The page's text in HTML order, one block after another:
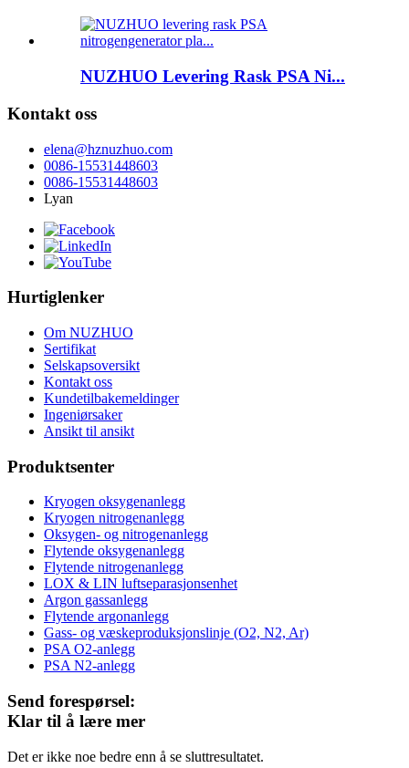
NUZHUO Levering Rask PSA Ni...
Kontakt oss
elena@hznuzhuo.com
0086-15531448603
0086-15531448603
Lyan
Hurtiglenker
Om NUZHUO
Sertifikat
Selskapsoversikt
Kontakt oss
Kundetilbakemeldinger
Ingeniørsaker
Ansikt til ansikt
Produktsenter
Kryogen oksygenanlegg
Kryogen nitrogenanlegg
Oksygen- og nitrogenanlegg
Flytende oksygenanlegg
Flytende nitrogenanlegg
LOX & LIN luftseparasjonsenhet
Argon gassanlegg
Flytende argonanlegg
Gass- og væskeproduksjonslinje (O2, N2, Ar)
PSA O2-anlegg
PSA N2-anlegg
Send forespørsel:
Klar til å lære mer
Det er ikke noe bedre enn å se sluttresultatet.